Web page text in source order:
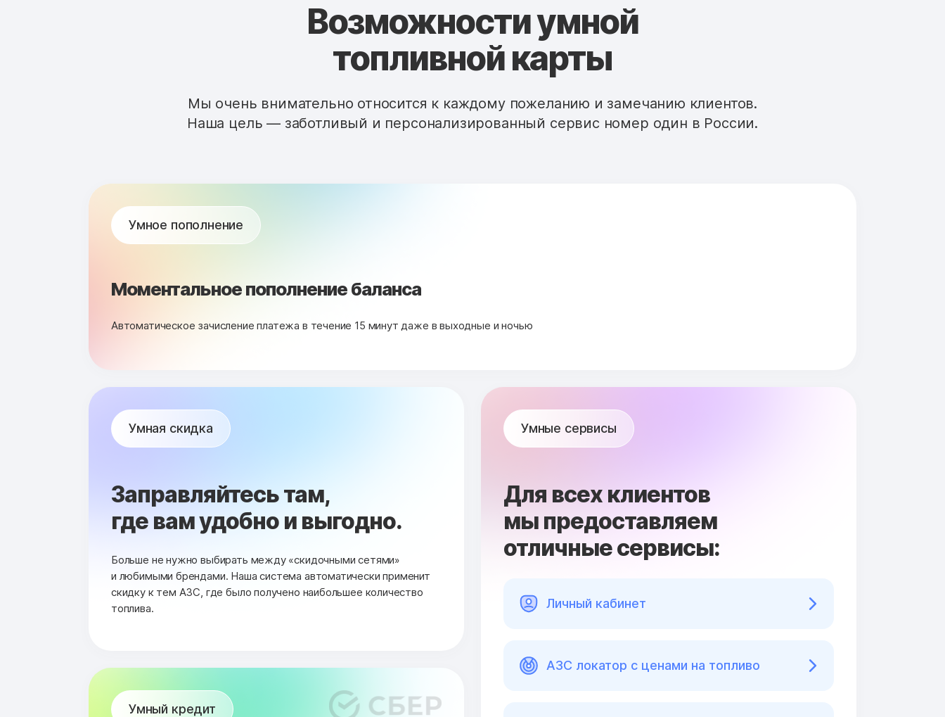
Возможности умной
топливной карты
Мы очень внимательно относится к каждому пожеланию и замечанию клиентов.
Наша цель — заботливый и персонализированный сервис номер один в России.
Умное пополнение
Моментальное пополнение баланса
Автоматическое зачисление платежа в течение 15 минут даже в выходные и ночью
Умная скидка
Заправляйтесь там,
где вам удобно и выгодно.
Больше не нужно выбирать между «скидочными сетями»
и любимыми брендами. Наша система автоматически применит
скидку к тем АЗС, где было получено наибольшее количество
топлива.
Умный кредит
Умные сервисы
Для всех клиентов
мы предоставляем
отличные сервисы:
Личный кабинет
АЗС локатор с ценами на топливо